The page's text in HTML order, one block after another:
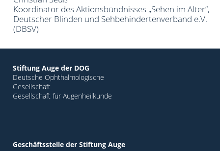
Koordinator des Aktionsbündnisses „Sehen im Alter“,
Deutscher Blinden und Sehbehindertenverband e.V.
(DBSV)
Stiftung Auge der DOG
Deutsche Ophthalmologische
Gesellschaft
Gesellschaft für Augenheilkunde
Geschäftsstelle der Stiftung Auge